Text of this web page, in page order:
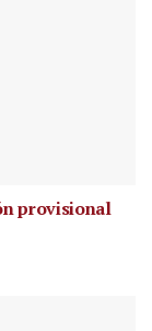
provisional